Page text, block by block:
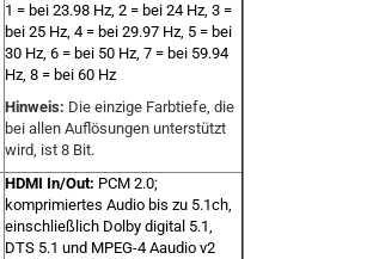
1 = bei 23.98 Hz, 2 = bei 24 Hz, 3 =
bei 25 Hz, 4 = bei 29.97 Hz, 5 = bei
30 Hz, 6 = bei 50 Hz, 7 = bei 59.94
Hz, 8 = bei 60 Hz
Hinweis: Die einzige Farbtiefe, die
bei allen Auflösungen unterstützt
wird, ist 8 Bit.
HDMI In/Out: PCM 2.0;
komprimiertes Audio bis zu 5.1ch,
einschließlich Dolby digital 5.1,
DTS 5.1 und MPEG-4 Aaudio v2